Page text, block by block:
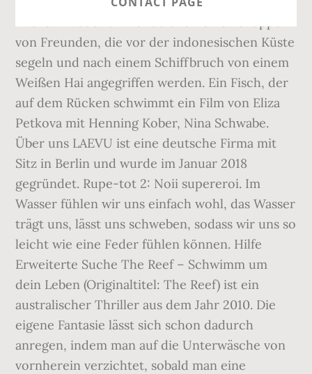
von Freunden, die vor der indonesischen Küste
segeln und nach einem Schiffbruch von einem
Weißen Hai angegriffen werden. Ein Fisch, der
auf dem Rücken schwimmt ein Film von Eliza
Petkova mit Henning Kober, Nina Schwabe.
Über uns LAEVU ist eine deutsche Firma mit
Sitz in Berlin und wurde im Januar 2018
gegründet. Rupe-tot 2: Noii supereroi. Im
Wasser fühlen wir uns einfach wohl, das Wasser
trägt uns, lässt uns schweben, sodass wir uns so
leicht wie eine Feder fühlen können. Hilfe
Erweiterte Suche The Reef – Schwimm um
dein Leben (Originaltitel: The Reef) ist ein
australischer Thriller aus dem Jahr 2010. Die
eigene Fantasie lässt sich schon dadurch
anregen, indem man auf die Unterwäsche von
vornherein verzichtet, sobald man eine